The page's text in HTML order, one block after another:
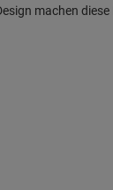
machen diese